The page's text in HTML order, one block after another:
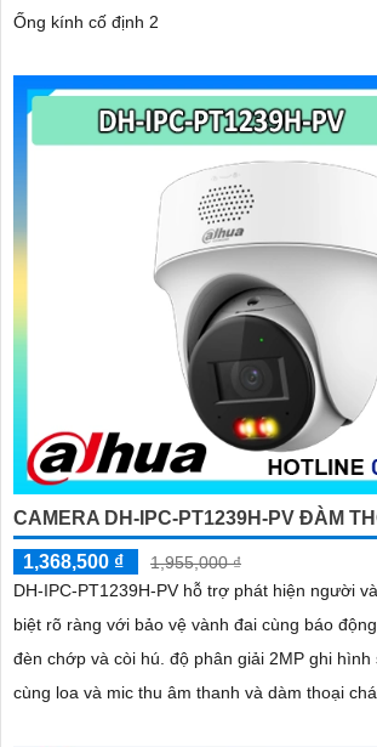
Ống kính cố định 2
CAMERA DH-IPC-PT1239H-PV ĐÀM
1,368,500 ₫
1,955,000 ₫
DH-IPC-PT1239H-PV hỗ trợ phát hiện người
biệt rõ ràng với bảo vệ vành đai cùng báo
đèn chớp và còi hú. độ phân giải 2MP ghi hình sác nét kêt hợp
cùng loa và mic thu âm thanh và dàm thoại